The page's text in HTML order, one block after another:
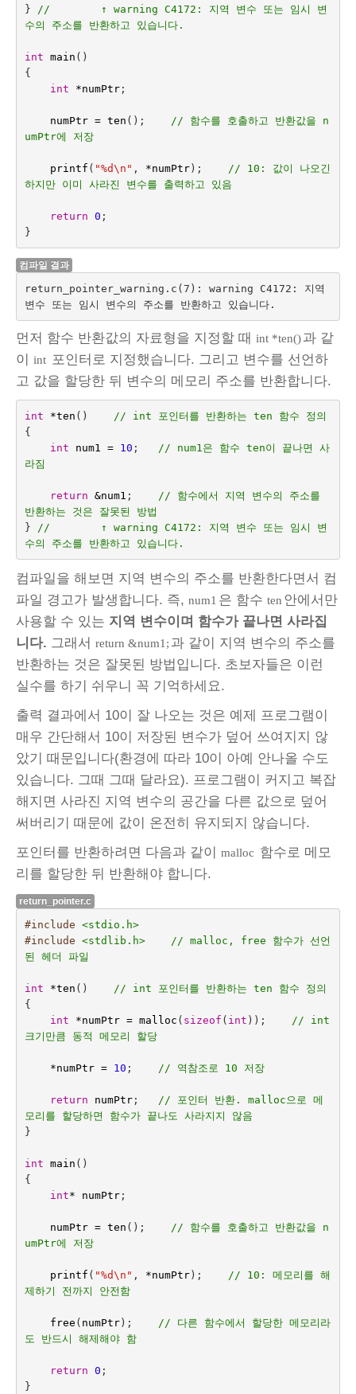
}
//        ↑ warning C4172: 지역 변수 또는 임시 변
수의 주소를 반환하고 있습니다.
int main ()
{
int *numPtr;
numPtr = ten ();
// 함수를 호출하고 반환값을 n
umPtr에 저장
printf ( "%d\n " , *numPtr);
// 10: 값이 나오긴
하지만 이미 사라진 변수를 출력하고 있음
return 0 ;
}
컴파일 결과
return_pointer_warning.c(7): warning C4172: 지역
변수 또는 임시 변수의 주소를 반환하고 있습니다.
먼저 함수 반환값의 자료형을 지정할 때 int *ten()과 같
이 int 포인터로 지정했습니다. 그리고 변수를 선언하
고 값을 할당한 뒤 변수의 메모리 주소를 반환합니다.
int *ten ()
// int 포인터를 반환하는 ten 함수 정의
{
int
num1 = 10 ;
// num1은 함수 ten이 끝나면 사
라짐
return &num1 ;
// 함수에서 지역 변수의 주소를
반환하는 것은 잘못된 방법
}
//        ↑ warning C4172: 지역 변수 또는 임시 변
수의 주소를 반환하고 있습니다.
컴파일을 해보면 지역 변수의 주소를 반환한다면서 컴
파일 경고가 발생합니다. 즉, num1 은 함수 ten 안에서만
사용할 수 있는 지역 변수이며 함수가 끝나면 사라집
니다. 그래서 return &num1; 과 같이 지역 변수의 주소를
반환하는 것은 잘못된 방법입니다. 초보자들은 이런
실수를 하기 쉬우니 꼭 기억하세요.
출력 결과에서 10이 잘 나오는 것은 예제 프로그램이
매우 간단해서 10이 저장된 변수가 덮어 쓰여지지 않
았기 때문입니다(환경에 따라 10이 아예 안나올 수도
있습니다. 그때 그때 달라요). 프로그램이 커지고 복잡
해지면 사라진 지역 변수의 공간을 다른 값으로 덮어
써버리기 때문에 값이 온전히 유지되지 않습니다.
포인터를 반환하려면 다음과 같이 malloc 함수로 메모
리를 할당한 뒤 반환해야 합니다.
return_pointer.c
#include <stdio.h>
#include <stdlib.h>    // malloc, free 함수가 선언
된 헤더 파일
int *ten ()
// int 포인터를 반환하는 ten 함수 정의
{
int
*numPtr = malloc ( sizeof ( int ));
// int
크기만큼 동적 메모리 할당
*numPtr = 10 ; // 역참조로 10 저장
return numPtr;
// 포인터 반환. malloc으로 메
모리를 할당하면 함수가 끝나도 사라지지 않음
}
int main ()
{
int* numPtr;
numPtr = ten ();
// 함수를 호출하고 반환값을 n
umPtr에 저장
printf ( "%d\n " , *numPtr);
// 10: 메모리를 해
제하기 전까지 안전함
free ( numPtr);
// 다른 함수에서 할당한 메모리라
도 반드시 해제해야 함
return 0 ;
}